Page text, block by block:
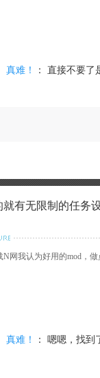
真难！ ： 直接不要了
有无限制的任务设
N网我认为好用的mod，做
真难！ ： 嗯嗯，找到